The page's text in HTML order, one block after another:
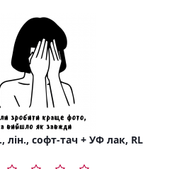
лін., софт-тач + УФ лак, RL